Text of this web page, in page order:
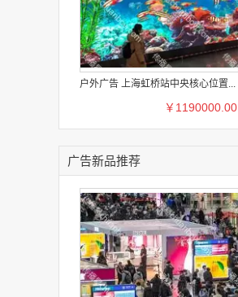
户外广告 上海虹桥站中央核心位置...
￥1190000.00
广告新品推荐